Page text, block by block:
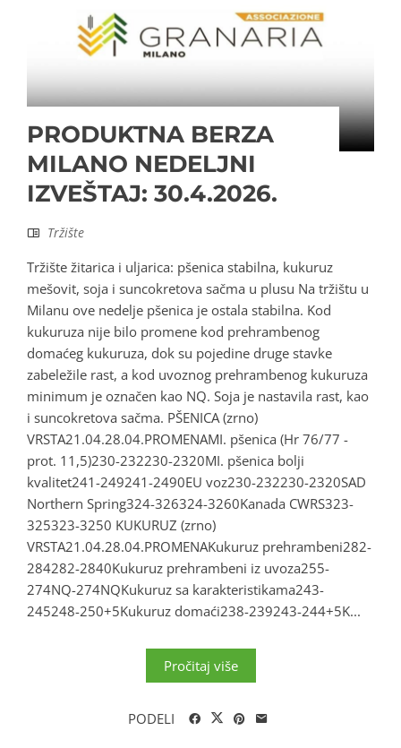
PRODUKTNA BERZA
MILANO NEDELJNI
IZVEŠTAJ: 30.4.2026.
Tržište
Tržište žitarica i uljarica: pšenica stabilna, kukuruz
mešovit, soja i suncokretova sačma u plusu Na tržištu u
Milanu ove nedelje pšenica je ostala stabilna. Kod
kukuruza nije bilo promene kod prehrambenog
domaćeg kukuruza, dok su pojedine druge stavke
zabeležile rast, a kod uvoznog prehrambenog kukuruza
minimum je označen kao NQ. Soja je nastavila rast, kao
i suncokretova sačma. PŠENICA (zrno)
VRSTA21.04.28.04.PROMENAMI. pšenica (Hr 76/77 -
prot. 11,5)230-232230-2320MI. pšenica bolji
kvalitet241-249241-2490EU voz230-232230-2320SAD
Northern Spring324-326324-3260Kanada CWRS323-
325323-3250 KUKURUZ (zrno)
VRSTA21.04.28.04.PROMENAKukuruz prehrambeni282-
284282-2840Kukuruz prehrambeni iz uvoza255-
274NQ-274NQKukuruz sa karakteristikama243-
245248-250+5Kukuruz domaći238-239243-244+5K...
Pročitaj više
PODELI